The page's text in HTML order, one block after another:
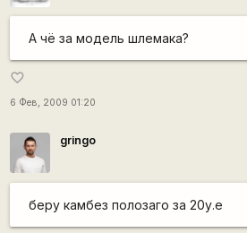
А чё за модель шлемака?
favorite_border
6 Фев, 2009 01:20
gringo
беру камбез полозаго за 20у.е